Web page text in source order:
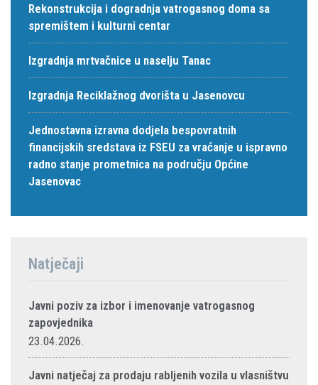
Rekonstrukcija i dogradnja vatrogasnog doma sa
spremištem i kulturni centar
Izgradnja mrtvačnice u naselju Tanac
Izgradnja Reciklažnog dvorišta u Jasenovcu
Jednostavna izravna dodjela bespovratnih
financijskih sredstava iz FSEU za vraćanje u ispravno
radno stanje prometnica na području Općine
Jasenovac
Natječaji
Javni poziv za izbor i imenovanje vatrogasnog
zapovjednika
23.04.2026.
Javni natječaj za prodaju rabljenih vozila u vlasništvu